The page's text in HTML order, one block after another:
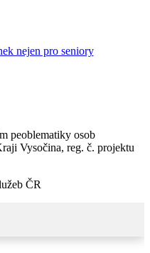
nejen pro seniory
peoblematiky osob
Vysočina, reg. č. projektu
ČR